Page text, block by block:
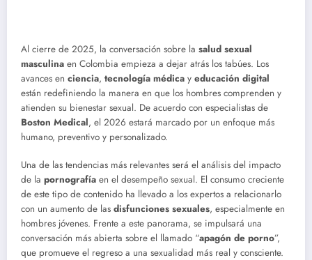
Al cierre de 2025, la conversación sobre la salud sexual
masculina en Colombia empieza a dejar atrás los tabúes. Los
avances en ciencia, tecnología médica y educación digital
están redefiniendo la manera en que los hombres comprenden y
atienden su bienestar sexual. De acuerdo con especialistas de
Boston Medical, el 2026 estará marcado por un enfoque más
humano, preventivo y personalizado.
Una de las tendencias más relevantes será el análisis del impacto
de la pornografía en el desempeño sexual. El consumo creciente
de este tipo de contenido ha llevado a los expertos a relacionarlo
con un aumento de las disfunciones sexuales, especialmente en
hombres jóvenes. Frente a este panorama, se impulsará una
conversación más abierta sobre el llamado “apagón de porno”,
que promueve el regreso a una sexualidad más real y consciente.